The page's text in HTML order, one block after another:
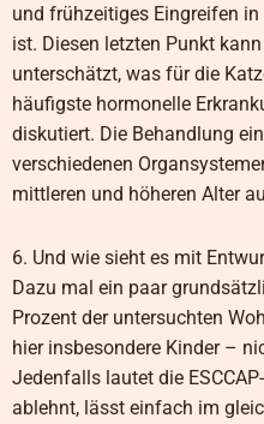
und frühzeitiges Eingreifen
ist. Diesen letzten Punkt
unterschätzt, was für die
häufigste hormonelle
diskutiert. Die Behandlung
verschiedenen
mittleren und höheren Alter
6. Und wie sieht es mit
Dazu mal ein paar
Prozent der untersuchten
hier insbesondere Kinder –
Jedenfalls lautet die
ablehnt, lässt einfach im